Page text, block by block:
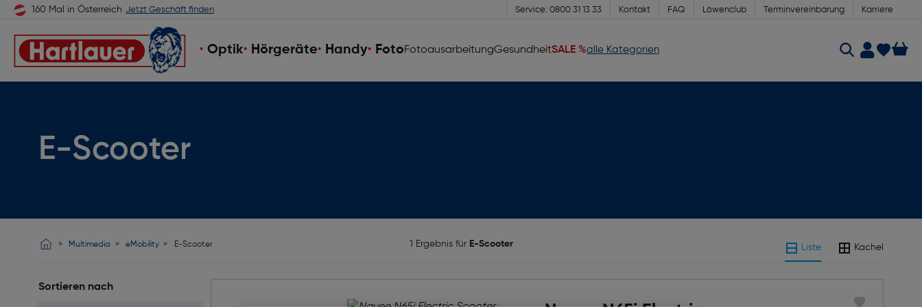
160 Mal in Österreich Jetzt Geschäft finden Service: 0800 31 13 33 Kontakt FAQ Löwenclub Terminvereinbarung Karriere
Optik Hörgeräte Handy FotoFotoausarbeitungGesundheitSALE %alle Kategorien
E-Scooter
Multimedia eMobility E-Scooter 1 Ergebnis für E-Scooter Liste Kachel
Sortieren nach